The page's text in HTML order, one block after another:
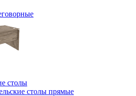
столы
столы прямые